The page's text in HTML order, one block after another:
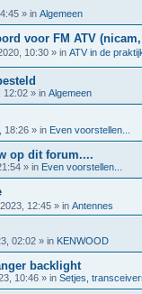
» in Algemeen
voor FM ATV
10:30 » in ATV in de
12:02 » in Algemeen
18:26 » in Even voorstellen...
op dit forum....
» in Even voorstellen...
12:45 » in Antennes
02:02 » in KENWOOD
backlight
10:46 » in Setjes,